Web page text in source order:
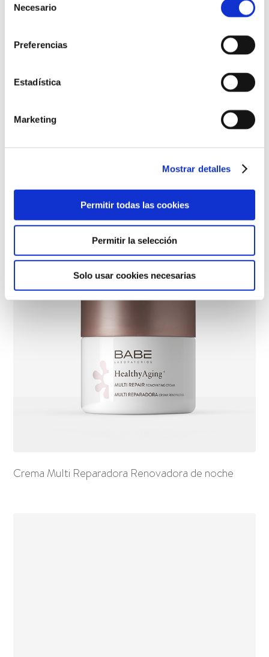
Más información
Necesario
Preferencias
Estadística
Marketing
Mostrar detalles
Permitir todas las cookies
Permitir la selección
Solo usar cookies necesarias
Crema Multi Protectora SPF 30 Tensora de día
Crema Multi Reparadora Renovadora de noche